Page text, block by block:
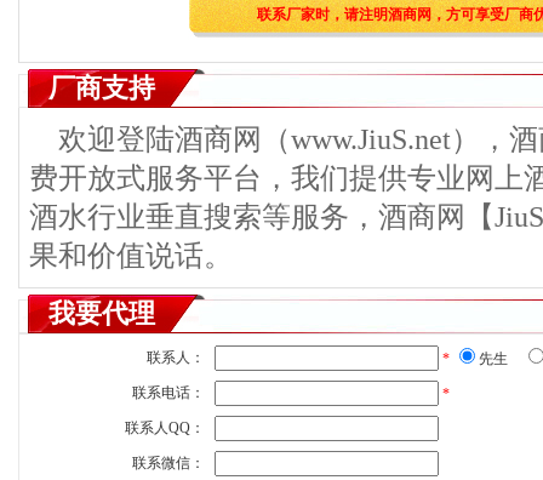
联系厂家时，请注明酒商网，方可享受厂商
厂商支持
欢迎登陆酒商网（www.JiuS.net），
费开放式服务平台，我们提供专业网上
酒水行业垂直搜索等服务，酒商网【
果和价值说话。
我要代理
联系人： *
先生
联系电话：
*
联系人QQ：
联系微信：